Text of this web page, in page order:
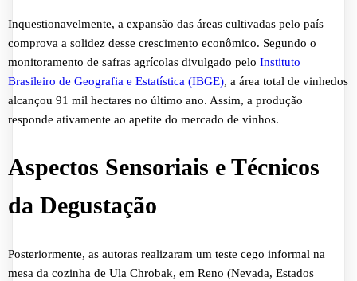
Inquestionavelmente, a expansão das áreas cultivadas pelo país
comprova a solidez desse crescimento econômico. Segundo o
monitoramento de safras agrícolas divulgado pelo Instituto
Brasileiro de Geografia e Estatística (IBGE), a área total de vinhedos
alcançou 91 mil hectares no último ano. Assim, a produção
responde ativamente ao apetite do mercado de vinhos.
Aspectos Sensoriais e Técnicos
da Degustação
Posteriormente, as autoras realizaram um teste cego informal na
mesa da cozinha de Ula Chrobak, em Reno (Nevada, Estados